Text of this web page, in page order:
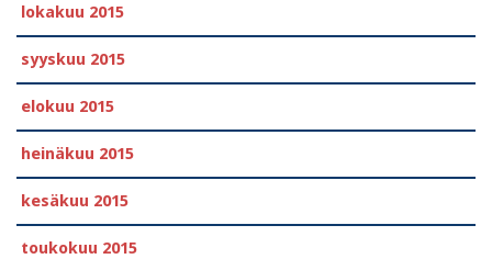
lokakuu 2015
syyskuu 2015
elokuu 2015
heinäkuu 2015
kesäkuu 2015
toukokuu 2015